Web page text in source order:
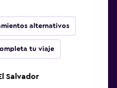
alternativos
tu viaje
Salvador